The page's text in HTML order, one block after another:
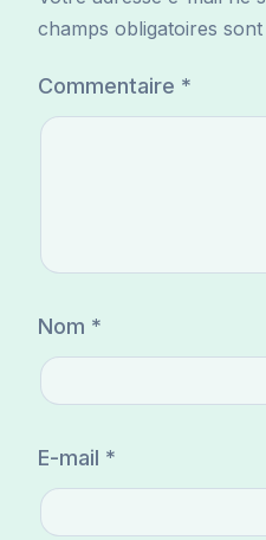
champs obligatoires
Commentaire *
Nom *
E-mail *